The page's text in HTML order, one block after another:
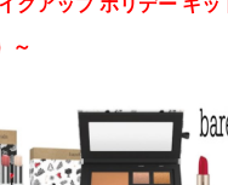
～